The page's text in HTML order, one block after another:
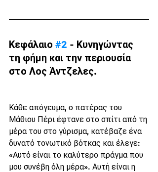
Κεφάλαιο #2 - Κυνηγώντας
τη φήμη και την περιουσία
στο Λος Άντζελες.
Κάθε απόγευμα, ο πατέρας του
Μάθιου Πέρι έφτανε στο σπίτι από τη
μέρα του στο γύρισμα, κατέβαζε ένα
δυνατό τονωτικό βότκας και έλεγε:
«Αυτό είναι το καλύτερο πράγμα που
μου συνέβη όλη μέρα». Αυτή είναι η